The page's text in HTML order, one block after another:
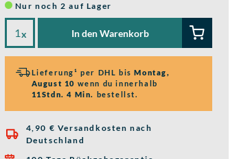
Nur noch 2 auf Lager
x In den Warenkorb
Lieferung¹ per DHL bisMontag,
August 10 wenn du innerhalb
11Stdn. 4 Min.
bestellst.

4,90 € Versandkosten nach
Deutschland